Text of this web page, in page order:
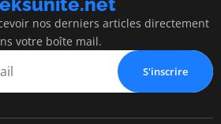
nos derniers articles directement
votre boîte mail.
S'inscrire